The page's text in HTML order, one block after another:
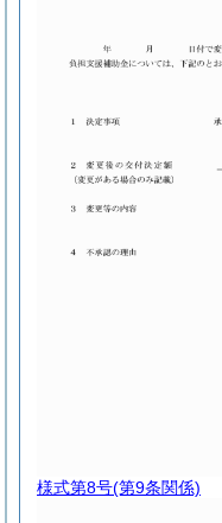
様式第8号(第9条関係)